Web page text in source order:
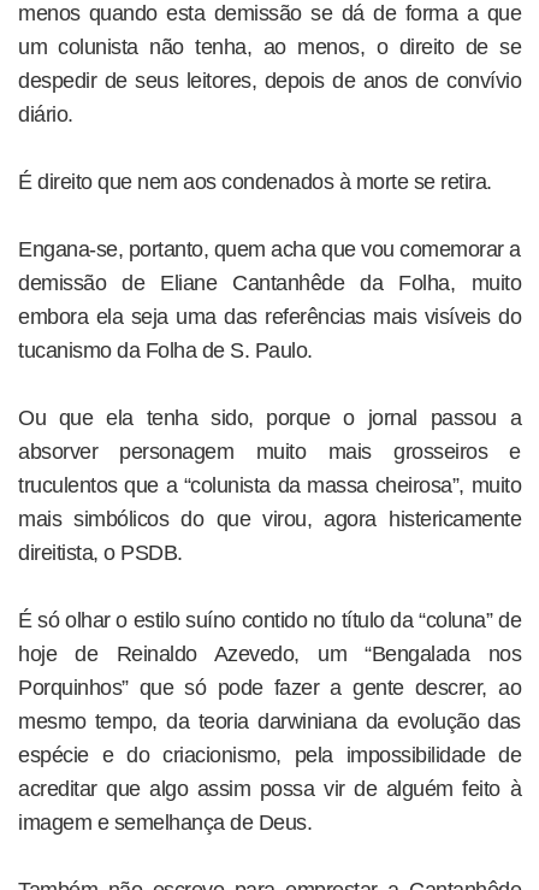
menos quando esta demissão se dá de forma a que
um colunista não tenha, ao menos, o direito de se
despedir de seus leitores, depois de anos de convívio
diário.
É direito que nem aos condenados à morte se retira.
Engana-se, portanto, quem acha que vou comemorar a
demissão de Eliane Cantanhêde da Folha, muito
embora ela seja uma das referências mais visíveis do
tucanismo da Folha de S. Paulo.
Ou que ela tenha sido, porque o jornal passou a
absorver personagem muito mais grosseiros e
truculentos que a “colunista da massa cheirosa”, muito
mais simbólicos do que virou, agora histericamente
direitista, o PSDB.
É só olhar o estilo suíno contido no título da “coluna” de
hoje de Reinaldo Azevedo, um “Bengalada nos
Porquinhos” que só pode fazer a gente descrer, ao
mesmo tempo, da teoria darwiniana da evolução das
espécie e do criacionismo, pela impossibilidade de
acreditar que algo assim possa vir de alguém feito à
imagem e semelhança de Deus.